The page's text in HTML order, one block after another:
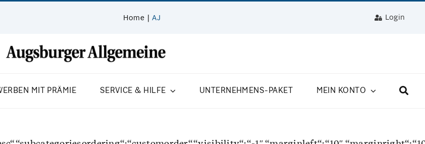
Home AJ Login
MIT PRÄMIE SERVICE & HILFE UNTERNEHMENS-PAKET MEIN KONTO